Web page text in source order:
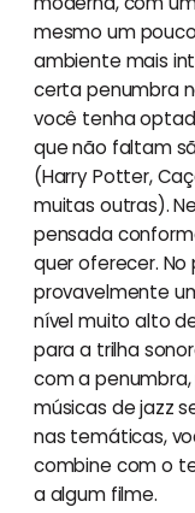
mesmo um pouco
ambiente mais
certa penumbra
você tenha
que não faltam
(Harry Potter,
muitas outras).
pensada
quer oferecer.
provavelmente
nível muito alto
para a trilha
com a
músicas de jazz
nas temáticas,
combine com o
a algum filme.